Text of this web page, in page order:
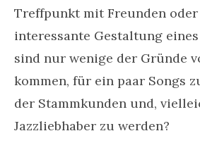
Treffpunkt mit Freunden oder
interessante Gestaltung eines
sind nur wenige der Gründe
kommen, für ein paar Songs
der Stammkunden und,
Jazzliebhaber zu werden?